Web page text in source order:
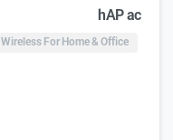
hAP ac
Wireless For Home & Office